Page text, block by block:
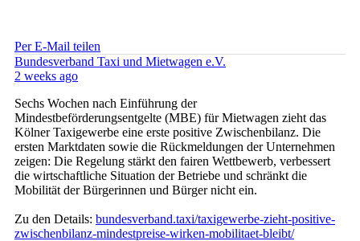
Per E-Mail teilen
Bundesverband Taxi und Mietwagen e.V.
2 weeks ago
Sechs Wochen nach Einführung der
Mindestbeförderungsentgelte (MBE) für Mietwagen zieht das
Kölner Taxigewerbe eine erste positive Zwischenbilanz. Die
ersten Marktdaten sowie die Rückmeldungen der Unternehmen
zeigen: Die Regelung stärkt den fairen Wettbewerb, verbessert
die wirtschaftliche Situation der Betriebe und schränkt die
Mobilität der Bürgerinnen und Bürger nicht ein.
Zu den Details: bundesverband.taxi/taxigewerbe-zieht-positive-
zwischenbilanz-mindestpreise-wirken-mobilitaet-bleibt/